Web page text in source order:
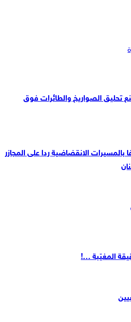
تحليق الصواريخ والطائرات فوق
بالمسيرات الانقضاضية ردا على المجازر
المغيّبة …!